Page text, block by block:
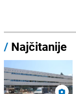
/ Najčitanije